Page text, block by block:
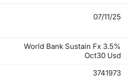
07/11/25
World Bank Sustain Fx 3.5%
Oct30 Usd
3741973